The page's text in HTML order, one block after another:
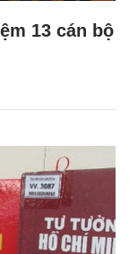
13 cán bộ